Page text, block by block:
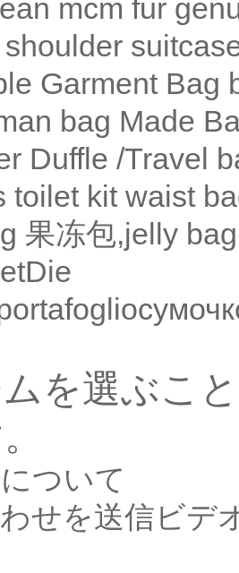
mcm fur
shoulder
Garment Bag
bag Made
Duffle /Travel
toilet kit waist
果冻包,jelly bag
Die
сумочк
を選ぶこと
ついて
せを送信ビデ